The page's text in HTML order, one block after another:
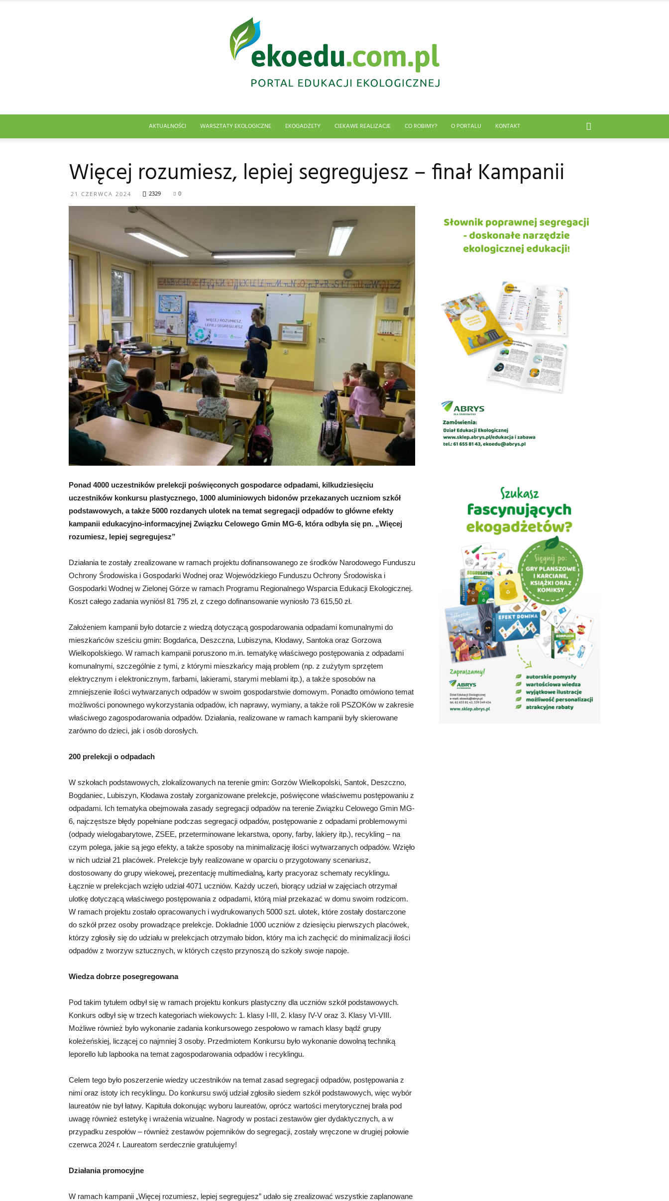
Abrys
AKTUALNOŚCI WARSZTATY EKOLOGICZNE EKOGADŻETY CIEKAWE REALIZACJE CO ROBIMY? O PORTALU KONTAKT
Więcej rozumiesz, lepiej segregujesz – finał Kampanii
21 CZERWCA 2024 2329 0
Ponad 4000 uczestników prelekcji poświęconych gospodarce odpadami, kilkudziesięciu
uczestników konkursu plastycznego, 1000 aluminiowych bidonów przekazanych uczniom szkół
podstawowych, a także 5000 rozdanych ulotek na temat segregacji odpadów to główne efekty
kampanii edukacyjno-informacyjnej Związku Celowego Gmin MG-6, która odbyła się pn. „Więcej
rozumiesz, lepiej segregujesz”
Działania te zostały zrealizowane w ramach projektu dofinansowanego ze środków Narodowego Funduszu
Ochrony Środowiska i Gospodarki Wodnej oraz Wojewódzkiego Funduszu Ochrony Środowiska i
Gospodarki Wodnej w Zielonej Górze w ramach Programu Regionalnego Wsparcia Edukacji Ekologicznej.
Koszt całego zadania wyniósł 81 795 zł, z czego dofinansowanie wyniosło 73 615,50 zł.
Założeniem kampanii było dotarcie z wiedzą dotyczącą gospodarowania odpadami komunalnymi do
mieszkańców sześciu gmin: Bogdańca, Deszczna, Lubiszyna, Kłodawy, Santoka oraz Gorzowa
Wielkopolskiego. W ramach kampanii poruszono m.in. tematykę właściwego postępowania z odpadami
komunalnymi, szczególnie z tymi, z którymi mieszkańcy mają problem (np. z zużytym sprzętem
elektrycznym i elektronicznym, farbami, lakierami, starymi meblami itp.), a także sposobów na
zmniejszenie ilości wytwarzanych odpadów w swoim gospodarstwie domowym. Ponadto omówiono temat
możliwości ponownego wykorzystania odpadów, ich naprawy, wymiany, a także roli PSZOKów w zakresie
właściwego zagospodarowania odpadów. Działania, realizowane w ramach kampanii były skierowane
zarówno do dzieci, jak i osób dorosłych.
200 prelekcji o odpadach
W szkołach podstawowych, zlokalizowanych na terenie gmin: Gorzów Wielkopolski, Santok, Deszczno,
Bogdaniec, Lubiszyn, Kłodawa zostały zorganizowane prelekcje, poświęcone właściwemu postępowaniu z
odpadami. Ich tematyka obejmowała zasady segregacji odpadów na terenie Związku Celowego Gmin MG-
6, najczęstsze błędy popełniane podczas segregacji odpadów, postępowanie z odpadami problemowymi
(odpady wielogabarytowe, ZSEE, przeterminowane lekarstwa, opony, farby, lakiery itp.), recykling – na
czym polega, jakie są jego efekty, a także sposoby na minimalizację ilości wytwarzanych odpadów. Wzięło
w nich udział 21 placówek. Prelekcje były realizowane w oparciu o przygotowany scenariusz,
dostosowany do grupy wiekowej, prezentację multimedialną, karty pracyoraz schematy recyklingu.
Łącznie w prelekcjach wzięło udział 4071 uczniów. Każdy uczeń, biorący udział w zajęciach otrzymał
ulotkę dotyczącą właściwego postępowania z odpadami, którą miał przekazać w domu swoim rodzicom.
W ramach projektu zostało opracowanych i wydrukowanych 5000 szt. ulotek, które zostały dostarczone
do szkół przez osoby prowadzące prelekcje. Dokładnie 1000 uczniów z dziesięciu pierwszych placówek,
którzy zgłosiły się do udziału w prelekcjach otrzymało bidon, który ma ich zachęcić do minimalizacji ilości
odpadów z tworzyw sztucznych, w których często przynoszą do szkoły swoje napoje.
Wiedza dobrze posegregowana
Pod takim tytułem odbył się w ramach projektu konkurs plastyczny dla uczniów szkół podstawowych.
Konkurs odbył się w trzech kategoriach wiekowych: 1. klasy I-III, 2. klasy IV-V oraz 3. Klasy VI-VIII.
Możliwe również było wykonanie zadania konkursowego zespołowo w ramach klasy bądź grupy
koleżeńskiej, liczącej co najmniej 3 osoby. Przedmiotem Konkursu było wykonanie dowolną techniką
leporello lub lapbooka na temat zagospodarowania odpadów i recyklingu.
Celem tego było poszerzenie wiedzy uczestników na temat zasad segregacji odpadów, postępowania z
nimi oraz istoty ich recyklingu. Do konkursu swój udział zgłosiło siedem szkół podstawowych, więc wybór
laureatów nie był łatwy. Kapituła dokonując wyboru laureatów, oprócz wartości merytorycznej brała pod
uwagę również estetykę i wrażenia wizualne. Nagrody w postaci zestawów gier dydaktycznych, a w
przypadku zespołów – również zestawów pojemników do segregacji, zostały wręczone w drugiej połowie
czerwca 2024 r. Laureatom serdecznie gratulujemy!
Działania promocyjne
W ramach kampanii „Więcej rozumiesz, lepiej segregujesz” udało się zrealizować wszystkie zaplanowane